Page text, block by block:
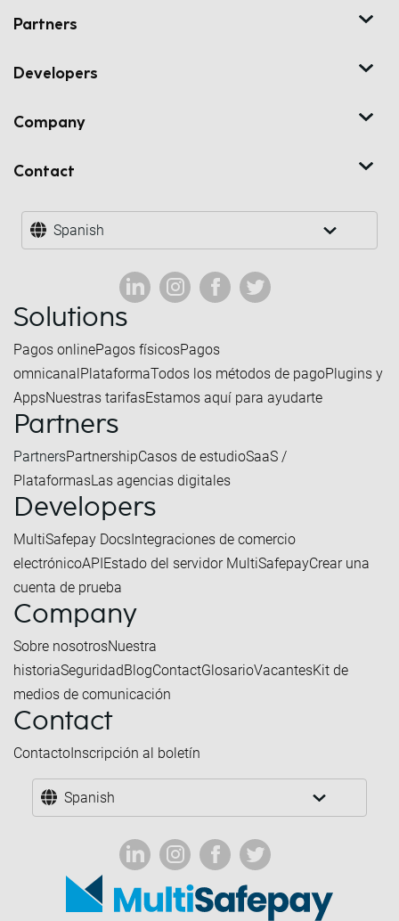
Partners
Developers
Company
Contact
Spanish
Solutions
Pagos onlinePagos físicosPagos
omnicanalPlataformaTodos los métodos de pagoPlugins y
AppsNuestras tarifasEstamos aquí para ayudarte
Partners
PartnersPartnershipCasos de estudioSaaS /
PlataformasLas agencias digitales
Developers
MultiSafepay DocsIntegraciones de comercio
electrónicoAPIEstado del servidor MultiSafepayCrear una
cuenta de prueba
Company
Sobre nosotrosNuestra
historiaSeguridadBlogContactGlosarioVacantesKit de
medios de comunicación
Contact
ContactoInscripción al boletín
Spanish